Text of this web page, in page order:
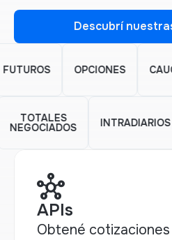
Descubrí
OPCIONES
TOTALES
NEGOCIADOS
hub
APIs
Obtené